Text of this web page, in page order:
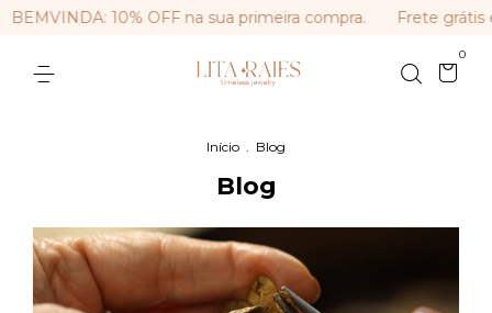
10% OFF na sua primeira compra. Frete grátis
0
Início . Blog
Blog